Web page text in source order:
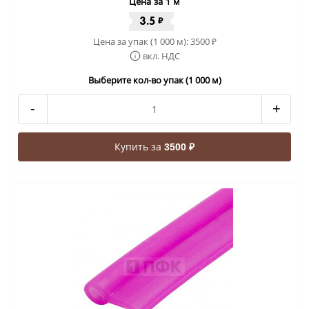
3.5 ₽
Цена за упак (1 000 м):3500₽
вкл. НДС
Выберите кол-во упак (1 000 м)
- +
Купить за 3500 ₽